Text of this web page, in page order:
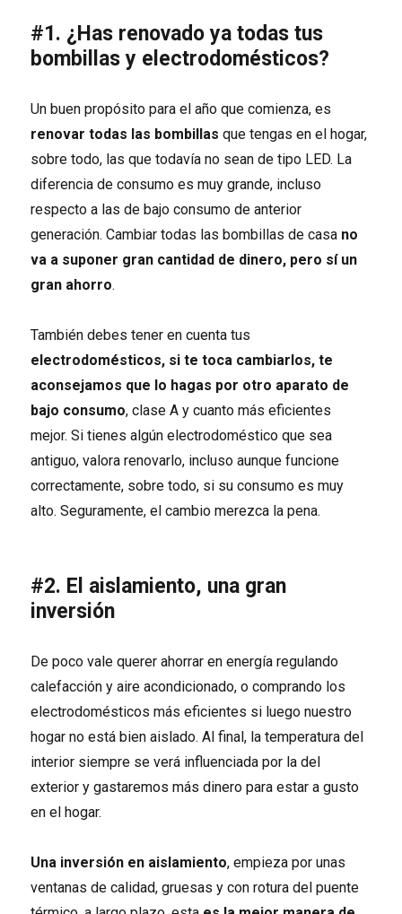
#1. ¿Has renovado ya todas tus
bombillas y electrodomésticos?
Un buen propósito para el año que comienza, es
renovar todas las bombillas que tengas en el hogar,
sobre todo, las que todavía no sean de tipo LED. La
diferencia de consumo es muy grande, incluso
respecto a las de bajo consumo de anterior
generación. Cambiar todas las bombillas de casa no
va a suponer gran cantidad de dinero, pero sí un
gran ahorro.
También debes tener en cuenta tus
electrodomésticos, si te toca cambiarlos, te
aconsejamos que lo hagas por otro aparato de
bajo consumo, clase A y cuanto más eficientes
mejor. Si tienes algún electrodoméstico que sea
antiguo, valora renovarlo, incluso aunque funcione
correctamente, sobre todo, si su consumo es muy
alto. Seguramente, el cambio merezca la pena.
#2. El aislamiento, una gran
inversión
De poco vale querer ahorrar en energía regulando
calefacción y aire acondicionado, o comprando los
electrodomésticos más eficientes si luego nuestro
hogar no está bien aislado. Al final, la temperatura del
interior siempre se verá influenciada por la del
exterior y gastaremos más dinero para estar a gusto
en el hogar.
Una inversión en aislamiento, empieza por unas
ventanas de calidad, gruesas y con rotura del puente